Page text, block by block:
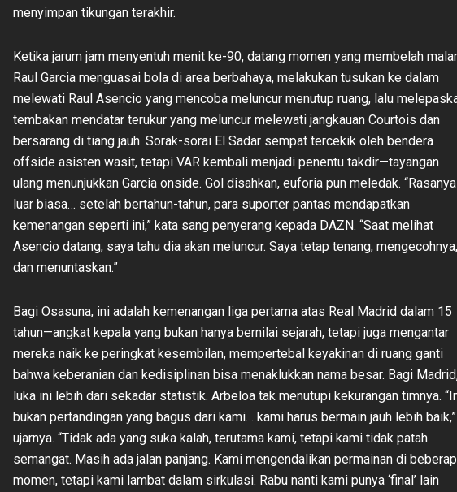
menyimpan tikungan terakhir.
Ketika jarum jam menyentuh menit ke-90, datang momen yang membelah
Raul Garcia menguasai bola di area berbahaya, melakukan tusukan ke dalam
melewati Raul Asencio yang mencoba meluncur menutup ruang, lalu
tembakan mendatar terukur yang meluncur melewati jangkauan Courtois dan
bersarang di tiang jauh. Sorak-sorai El Sadar sempat tercekik oleh bendera
offside asisten wasit, tetapi VAR kembali menjadi penentu takdir—tayangan
ulang menunjukkan Garcia onside. Gol disahkan, euforia pun meledak. “Rasanya
luar biasa… setelah bertahun-tahun, para suporter pantas mendapatkan
kemenangan seperti ini,” kata sang penyerang kepada DAZN. “Saat melihat
Asencio datang, saya tahu dia akan meluncur. Saya tetap tenang, mengecohnya,
dan menuntaskan.”
Bagi Osasuna, ini adalah kemenangan liga pertama atas Real Madrid dalam 15
tahun—angkat kepala yang bukan hanya bernilai sejarah, tetapi juga mengantar
mereka naik ke peringkat kesembilan, mempertebal keyakinan di ruang ganti
bahwa keberanian dan kedisiplinan bisa menaklukkan nama besar. Bagi
luka ini lebih dari sekadar statistik. Arbeloa tak menutupi kekurangan timnya.
bukan pertandingan yang bagus dari kami… kami harus bermain jauh lebih baik,”
ujarnya. “Tidak ada yang suka kalah, terutama kami, tetapi kami tidak patah
semangat. Masih ada jalan panjang. Kami mengendalikan permainan di
momen, tetapi kami lambat dalam sirkulasi. Rabu nanti kami punya ‘final’ lain